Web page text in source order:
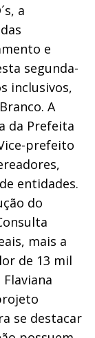
a
e
segunda-
inclusivos,
A
da Prefeita
prefeito
entidades.
do
mais a
de 13 mil
se destacar